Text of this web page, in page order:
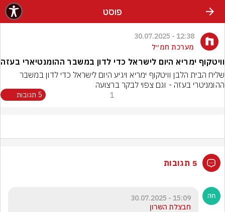
פוסט
12:38 - 30.07.2025
מערכת חמ״ל
וויטקוף ימריא היום לישראל כדי לדון במשבר ההומנטיארי בעזה
ההומניטרי בעזה - וגם צפוי לבקר ברצועה
1 5 תגובות
5 תגובות
15:09 - 30.07.2025
חבצלת השרון